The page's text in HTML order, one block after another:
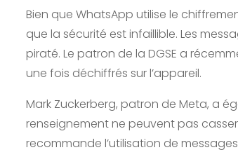
Bien que WhatsApp utilise le
que la sécurité est infaillible. Les
piraté. Le patron de la DGSE a
une fois déchiffrés sur l’appareil.
Mark Zuckerberg, patron de Meta, a
renseignement ne peuvent pas
recommande l’utilisation de